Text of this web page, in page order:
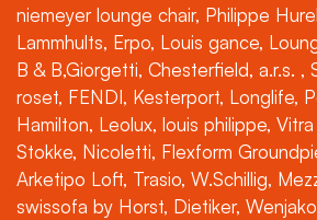
niemeyer lounge chair, Philippe
Lammhults, Erpo, Louis gance,
B & B,Giorgetti, Chesterfield, a.r.s. ,
roset, FENDI, Kesterport, Longlife,
Hamilton, Leolux, louis philippe,
Stokke, Nicoletti, Flexform
Arketipo Loft, Trasio, W.Schillig,
swissofa by Horst, Dietiker,